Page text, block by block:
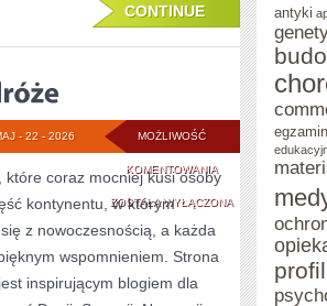
CONTINUE
MOŻLIWOŚĆ
KOMENTOWANIARODZINNE
PODRÓŻE
ZOSTAŁA WYŁĄCZONA
- 22 - 2026
które coraz mocniej kusi osoby
kontynentu, w którym
z nowoczesnością, a każda
wspomnieniem. Strona
inspirującym blogiem dla
antyki